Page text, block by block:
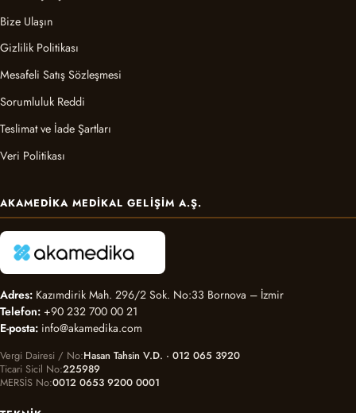
Bize Ulaşın
Gizlilik Politikası
Mesafeli Satış Sözleşmesi
Sorumluluk Reddi
Teslimat ve İade Şartları
Veri Politikası
AKAMEDIKA MEDIKAL GELIŞIM A.Ş.
Adres: Kazımdirik Mah. 296/2 Sok. No:33 Bornova – İzmir
Telefon: +90 232 700 00 21
E-posta: info@akamedika.com
Vergi Dairesi / No Hasan Tahsin V.D. · 012 065 3920
Ticari Sicil No 225989
MERSİS No 0012 0653 9200 0001